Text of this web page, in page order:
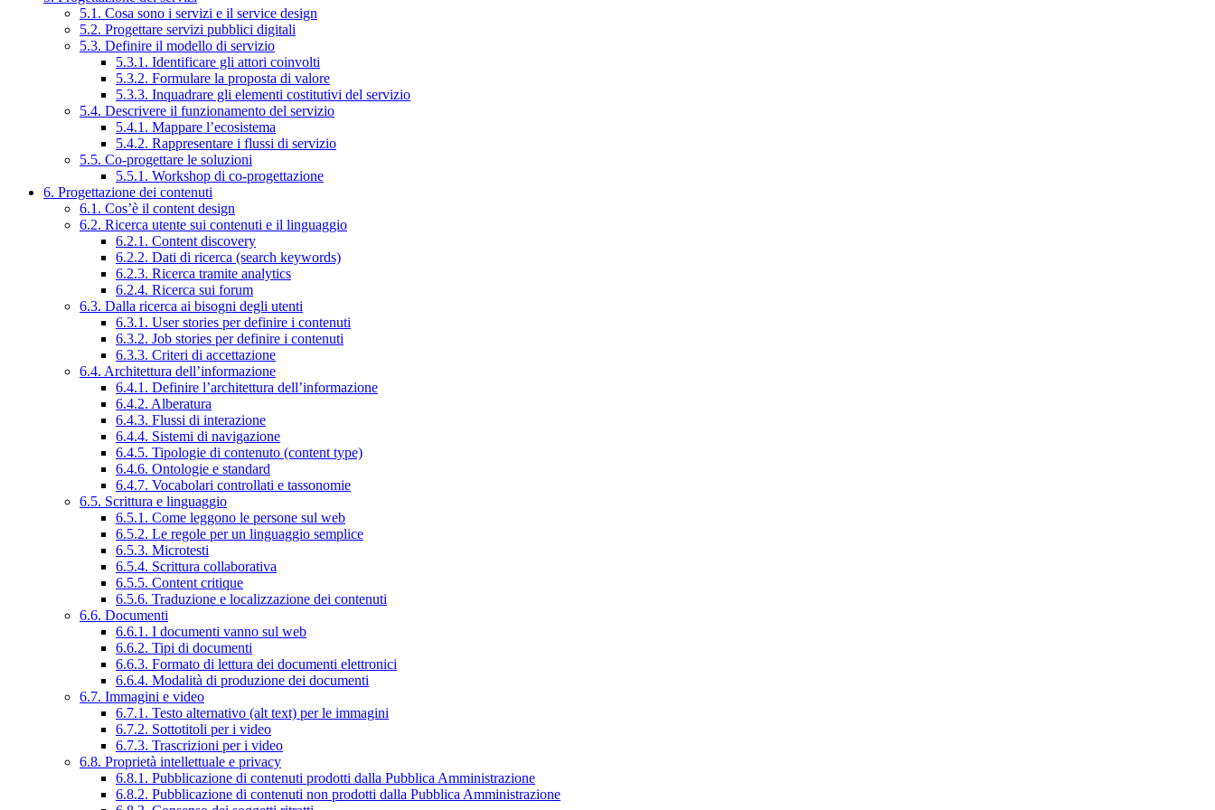
5.1. Cosa sono i servizi e il service design
5.2. Progettare servizi pubblici digitali
5.3. Definire il modello di servizio
5.3.1. Identificare gli attori coinvolti
5.3.2. Formulare la proposta di valore
5.3.3. Inquadrare gli elementi costitutivi del servizio
5.4. Descrivere il funzionamento del servizio
5.4.1. Mappare l’ecosistema
5.4.2. Rappresentare i flussi di servizio
5.5. Co-progettare le soluzioni
5.5.1. Workshop di co-progettazione
6. Progettazione dei contenuti
6.1. Cos’è il content design
6.2. Ricerca utente sui contenuti e il linguaggio
6.2.1. Content discovery
6.2.2. Dati di ricerca (search keywords)
6.2.3. Ricerca tramite analytics
6.2.4. Ricerca sui forum
6.3. Dalla ricerca ai bisogni degli utenti
6.3.1. User stories per definire i contenuti
6.3.2. Job stories per definire i contenuti
6.3.3. Criteri di accettazione
6.4. Architettura dell’informazione
6.4.1. Definire l’architettura dell’informazione
6.4.2. Alberatura
6.4.3. Flussi di interazione
6.4.4. Sistemi di navigazione
6.4.5. Tipologie di contenuto (content type)
6.4.6. Ontologie e standard
6.4.7. Vocabolari controllati e tassonomie
6.5. Scrittura e linguaggio
6.5.1. Come leggono le persone sul web
6.5.2. Le regole per un linguaggio semplice
6.5.3. Microtesti
6.5.4. Scrittura collaborativa
6.5.5. Content critique
6.5.6. Traduzione e localizzazione dei contenuti
6.6. Documenti
6.6.1. I documenti vanno sul web
6.6.2. Tipi di documenti
6.6.3. Formato di lettura dei documenti elettronici
6.6.4. Modalità di produzione dei documenti
6.7. Immagini e video
6.7.1. Testo alternativo (alt text) per le immagini
6.7.2. Sottotitoli per i video
6.7.3. Trascrizioni per i video
6.8. Proprietà intellettuale e privacy
6.8.1. Pubblicazione di contenuti prodotti dalla Pubblica Amministrazione
6.8.2. Pubblicazione di contenuti non prodotti dalla Pubblica Amministrazione